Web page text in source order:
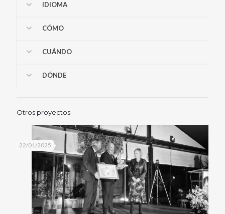
IDIOMA
CÓMO
CUÁNDO
DÓNDE
Otros proyectos
22/01/2025